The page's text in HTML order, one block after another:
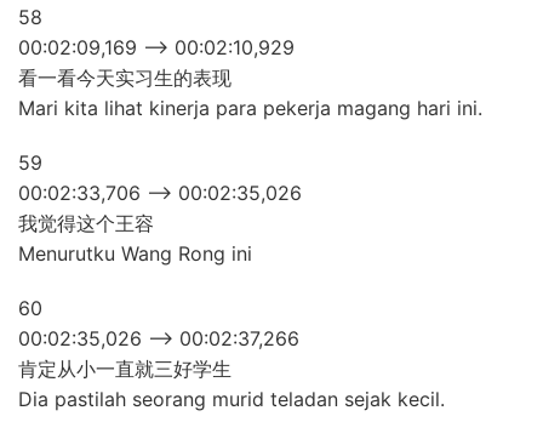
58
00:02:09,169 –> 00:02:10,929
看一看今天实习生的表现
Mari kita lihat kinerja para pekerja magang hari ini.
59
00:02:33,706 –> 00:02:35,026
我觉得这个王容
Menurutku Wang Rong ini
60
00:02:35,026 –> 00:02:37,266
肯定从小一直就三好学生
Dia pastilah seorang murid teladan sejak kecil.